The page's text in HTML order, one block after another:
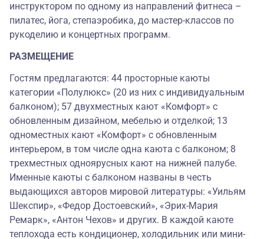
инструктором по одному из направлений фитнеса –
пилатес, йога, степаэробика, до мастер-классов по
рукоделию и концертных программ.
РАЗМЕЩЕНИЕ
Гостям предлагаются: 44 просторные каюты
категории «Полулюкс» (20 из них с индивидуальным
балконом); 57 двухместных кают «Комфорт» с
обновленным дизайном, мебелью и отделкой; 13
одноместных кают «Комфорт» с обновленным
интерьером, в том числе одна каюта с балконом; 8
трехместных одноярусных кают на нижней палубе.
Именные каюты с балконом названы в честь
выдающихся авторов мировой литературы: «Уильям
Шекспир», «Федор Достоевский», «Эрих-Мария
Ремарк», «Антон Чехов» и других. В каждой каюте
теплохода есть кондиционер, холодильник или мини-